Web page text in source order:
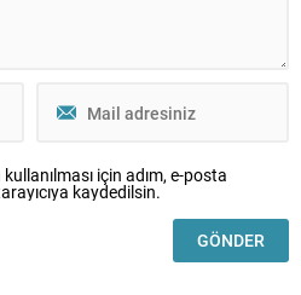
için adım, e-posta
kaydedilsin.